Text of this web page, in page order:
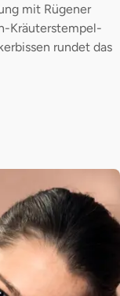
mit Rügener
Kräuterstempel-
rundet das